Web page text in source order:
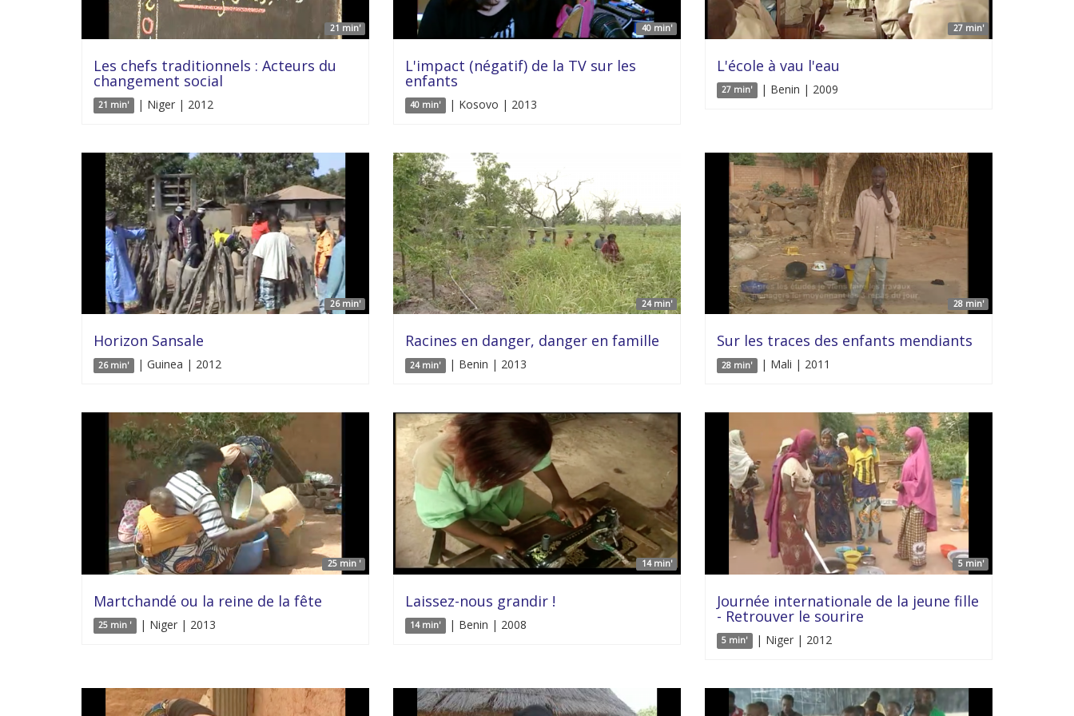
21 min'
Les chefs traditionnels : Acteurs du
changement social
21 min' | Niger | 2012
40 min'
L'impact (négatif) de la TV sur les
enfants
40 min' | Kosovo | 2013
27 min'
L'école à vau l'eau
27 min' | Benin | 2009
26 min'
Horizon Sansale
26 min' | Guinea | 2012
24 min'
Racines en danger, danger en famille
24 min' | Benin | 2013
28 min'
Sur les traces des enfants mendiants
28 min' | Mali | 2011
25 min '
Martchandé ou la reine de la fête
25 min ' | Niger | 2013
14 min'
Laissez-nous grandir !
14 min' | Benin | 2008
5 min'
Journée internationale de la jeune fille
- Retrouver le sourire
5 min' | Niger | 2012